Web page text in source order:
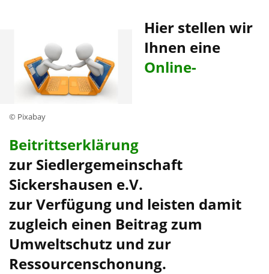
© Pixabay
Hier stellen wir
Ihnen eine
Online-
Beitrittserklärung
zur Siedlergemeinschaft
Sickershausen e.V.
zur Verfügung und leisten damit
zugleich einen Beitrag zum
Umweltschutz und zur
Ressourcenschonung.